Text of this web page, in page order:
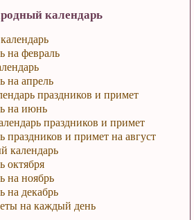
календарь
на февраль
на апрель
праздников и примет
на июнь
праздников и примет
праздников и примет на август
календарь
октября
на ноябрь
на декабрь
на каждый день